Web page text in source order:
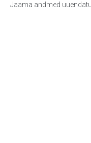
Jaama andmed